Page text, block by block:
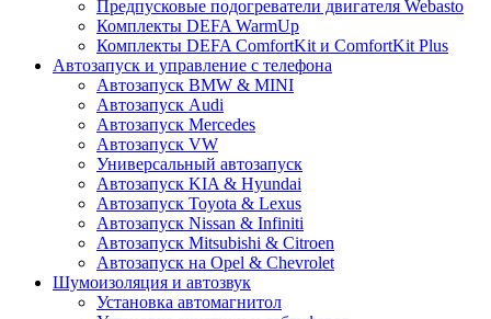
Предпусковые подогреватели двигателя Webasto
Комплекты DEFA WarmUp
Комплекты DEFA ComfortKit и ComfortKit Plus
Автозапуск и управление с телефона
Автозапуск BMW & MINI
Автозапуск Audi
Автозапуск Mercedes
Автозапуск VW
Универсальный автозапуск
Автозапуск KIA & Hyundai
Автозапуск Toyota & Lexus
Автозапуск Nissan & Infiniti
Автозапуск Mitsubishi & Citroen
Автозапуск на Opel & Chevrolet
Шумоизоляция и автозвук
Установка автомагнитол